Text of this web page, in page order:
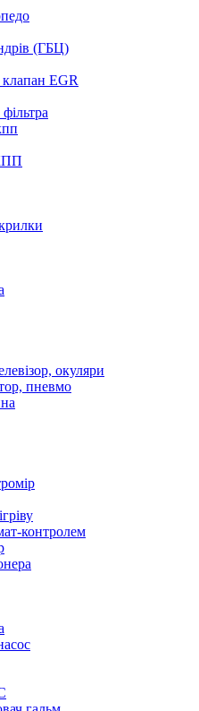
(ГБЦ)
клапан EGR
окуляри
пневмо
контролем